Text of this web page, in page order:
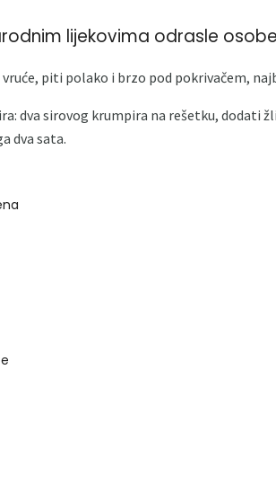
lijekovima odrasle
piti polako i brzo pod pokrivačem,
dva sirovog krumpira na rešetku, dodati
dva sata.